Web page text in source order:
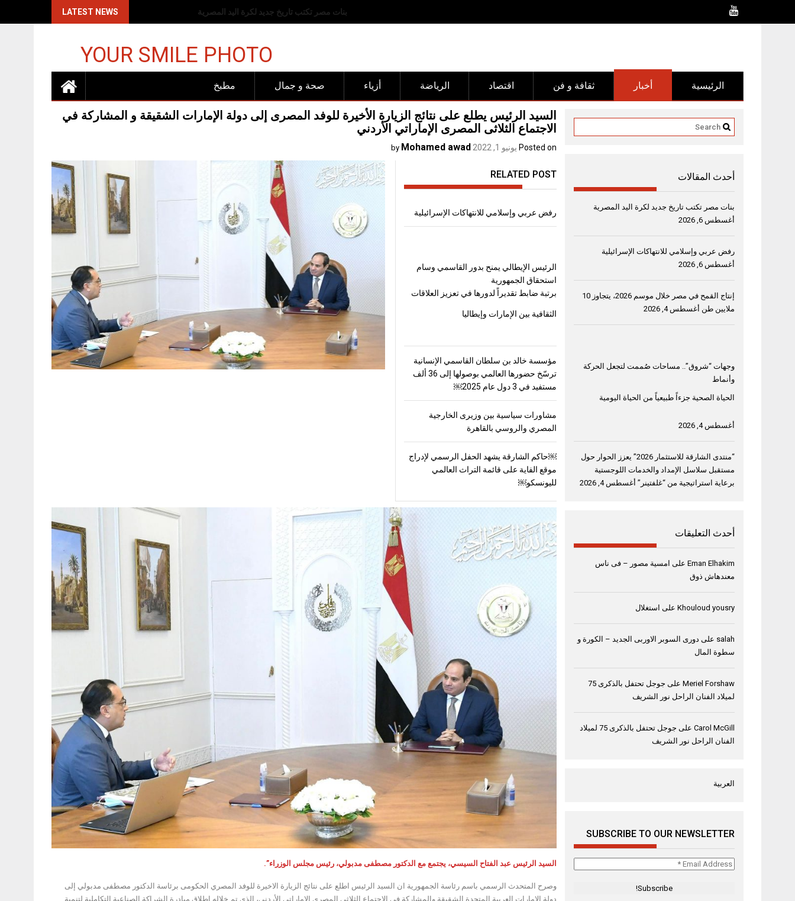
LATEST NEWS رفض عربي وإسلامي للانتهاكات الإسرائيلية
YOUR SMILE PHOTO
مطبخ صحة و جمال أزياء الرياضة اقتصاد ثقافة و فن أخبار الرئيسية
السيد الرئيس يطلع على نتائج الزيارة الأخيرة للوفد المصرى إلى دولة الإمارات الشقيقة و المشاركة في
الاجتماع الثلاثى المصرى الإماراتي الأردني
Posted on يونيو 1, 2022 by
Mohamed awad
RELATED POST
رفض عربي وإسلامي للانتهاكات الإسرائيلية
الرئيس الإيطالي يمنح بدور القاسمي وسام
استحقاق الجمهورية
برتبة ضابط تقديراً لدورها في تعزيز العلاقات
الثقافية بين الإمارات وإيطاليا
مؤسسة خالد بن سلطان القاسمي الإنسانية
ترسّخ حضورها العالمي بوصولها إلى 36 ألف
مستفيد في 3 دول عام 2025￼
مشاورات سياسية بين وزيرى الخارجية
المصري والروسي بالقاهرة
￼حاكم الشارقة يشهد الحفل الرسمي لإدراج
موقع الفاية على قائمة التراث العالمي
لليونسكو￼
السيد الرئيس عبد الفتاح السيسي، يجتمع مع الدكتور مصطفى مدبولي، رئيس مجلس الوزراء”.
وصرح المتحدث الرسمي باسم رئاسة الجمهورية ان السيد الرئيس اطلع على نتائج الزيارة الاخيرة للوفد المصري الحكومى برئاسة الدكتور مصطفى مدبولي إلى
دولة الامارات العربية المتحدة الشقيقة والمشاركة في الاجتماع الثلاثي المصري الإماراتي الأردني، الذي تم خلاله إطلاق مبادرة الشراكة الصناعية التكاملية لتنمية
أحدث المقالات
بنات مصر تكتب تاريخ جديد لكرة اليد المصرية
أغسطس 6, 2026
رفض عربي وإسلامي للانتهاكات الإسرائيلية
أغسطس 6, 2026
إنتاج القمح في مصر خلال موسم 2026، يتجاوز 10
ملايين طن أغسطس 4, 2026
وجهات “شروق”.. مساحات صُممت لتجعل الحركة
وأنماط
الحياة الصحية جزءاً طبيعياً من الحياة اليومية
أغسطس 4, 2026
“منتدى الشارقة للاستثمار 2026” يعزز الحوار حول
مستقبل سلاسل الإمداد والخدمات اللوجستية
برعاية استراتيجية من “غلفتينر” أغسطس 4, 2026
أحدث التعليقات
Eman Elhakim على امسية مصور – فى ناس
معندهاش ذوق
Khouloud yousry على استغلال
salah على دورى السوبر الاوربى الجديد – الكورة و
سطوة المال
Meriel Forshaw على
جوجل تحتفل بالذكرى 75
لميلاد الفنان الراحل نور الشريف
Carol McGill على
جوجل تحتفل بالذكرى 75 لميلاد
الفنان الراحل نور الشريف
العربية
SUBSCRIBE TO OUR NEWSLETTER
Email